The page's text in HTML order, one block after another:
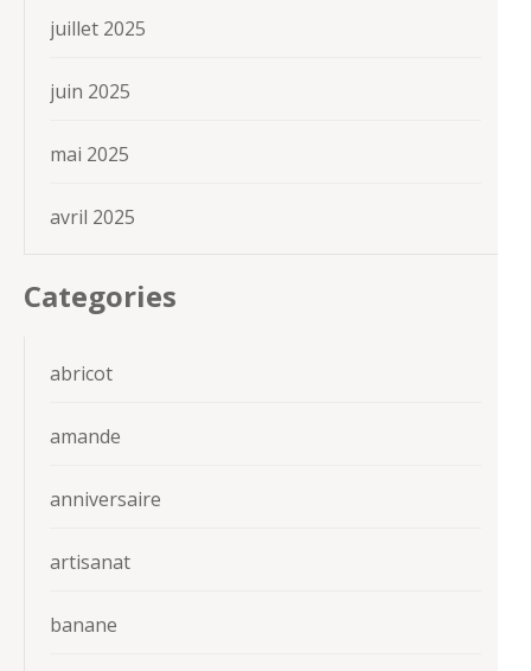
juillet 2025
juin 2025
mai 2025
avril 2025
Categories
abricot
amande
anniversaire
artisanat
banane